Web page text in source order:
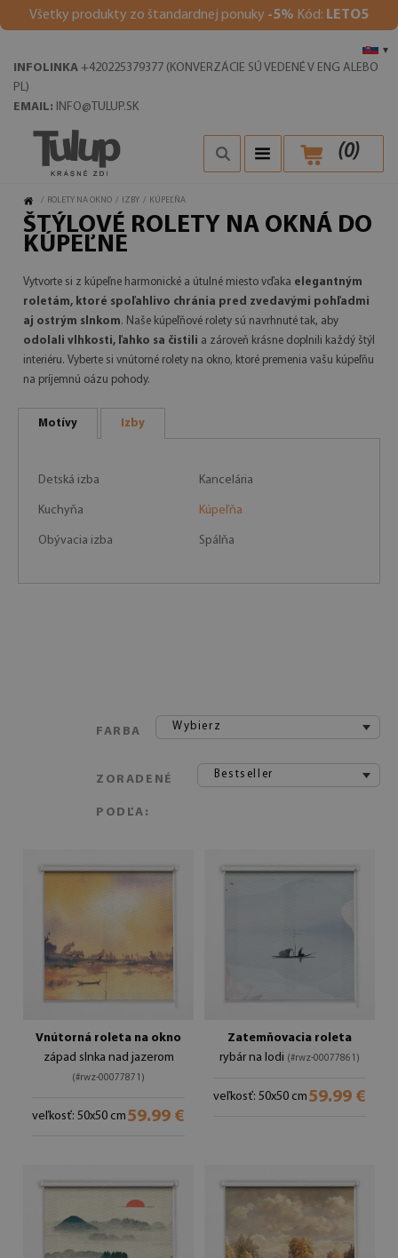
Všetky produkty zo štandardnej ponuky -5% Kód: LETO5
▾
INFOLINKA +420225379377 (KONVERZÁCIE SÚ VEDENÉ V ENG ALEBO
PL)
EMAIL: INFO@TULUP.SK
(0)
/ ROLETY NA OKNO / IZBY / KÚPEĽŇA
ŠTÝLOVÉ ROLETY NA OKNÁ DO
KÚPEĽNE
Vytvorte si z kúpeľne harmonické a útulné miesto vďaka elegantným
roletám, ktoré spoľahlivo chránia pred zvedavými pohľadmi
aj ostrým slnkom. Naše kúpeľňové rolety sú navrhnuté tak, aby
odolali vlhkosti, ľahko sa čistili a zároveň krásne doplnili každý štýl
interiéru. Vyberte si vnútorné rolety na okno, ktoré premenia vašu kúpeľňu
na príjemnú oázu pohody.
Motívy Izby
Detská izba Kancelária
Kuchyňa Kúpeľňa
Obývacia izba Spálňa
FARBA Wybierz
ZORADENÉ
PODĽA:
Bestseller
Vnútorná roleta na okno
západ slnka nad jazerom
(#rwz-00077871)
veľkosť: 50x50 cm 59.99 €
Zatemňovacia roleta
rybár na lodi (#rwz-00077861)
veľkosť: 50x50 cm 59.99 €